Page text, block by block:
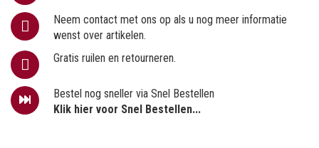
Neem contact met ons op als u nog meer informatie
wenst over artikelen.
Gratis ruilen en retourneren.
Bestel nog sneller via Snel Bestellen
Klik hier voor Snel Bestellen...